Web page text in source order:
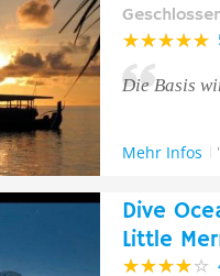
Die Basis
Mehr Infos
Dive
Little